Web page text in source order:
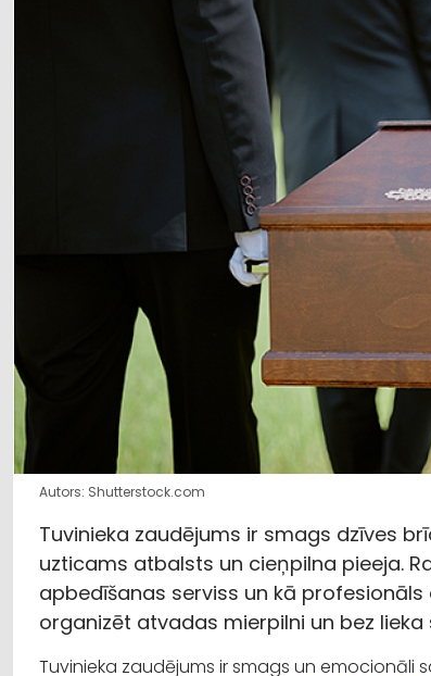
Autors: Shutterstock.com
Tuvinieka zaudējums ir smags dzīves
uzticams atbalsts un cieņpilna pieeja.
apbedīšanas serviss un kā
organizēt atvadas mierpilni un bez
Tuvinieka zaudējums ir smags un emocionāli